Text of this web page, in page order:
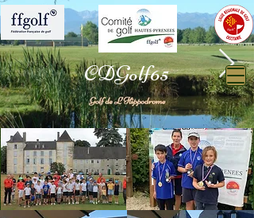
Hippodrome.jpg
Hippodrome
CDGolf65